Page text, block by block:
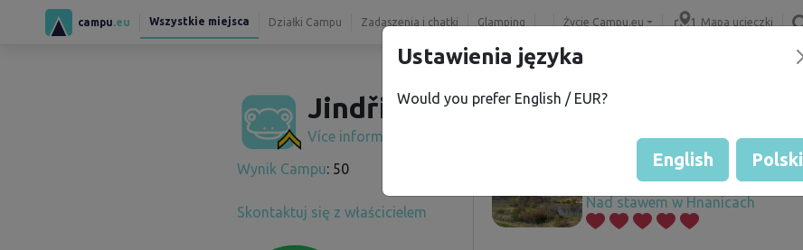
campu .eu Wszystkie miejsca Działki Campu Zadaszenia i chatki Glamping Życie Campu.eu Mapa ucieczki
Jindřich R.
Více informací
Wynik Campu: 50
Skontaktuj się z właścicielem
Nad stawem w Hnanicach
Ustawienia języka
Would you prefer English / EUR?
English Polski